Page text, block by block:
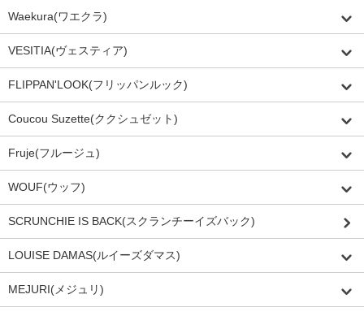
Waekura(ワエクラ)
VESITIA(ヴェスティア)
FLIPPAN'LOOK(フリッパンルック)
Coucou Suzette(ククシュゼット)
Fruje(フルージュ)
WOUF(ウッフ)
SCRUNCHIE IS BACK(スクランチーイズバック)
LOUISE DAMAS(ルイーズダマス)
MEJURI(メジュリ)